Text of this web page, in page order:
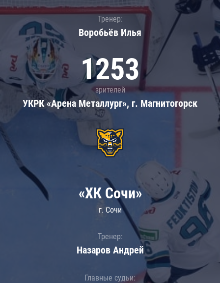
Тренер:
Воробьёв Илья
1253
зрителей
УКРК «Арена Металлург», г. Магнитогорск
«ХК Сочи»
г. Сочи
Тренер:
Назаров Андрей
Главные судьи: